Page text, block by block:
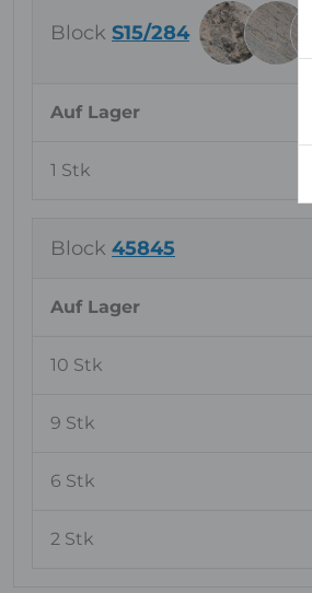
Block S15/284
Auf Lager
1 Stk
Block 45845
Auf Lager
10 Stk
9 Stk
6 Stk
2 Stk